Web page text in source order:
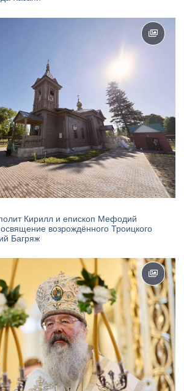
Кирилл и епископ Мефодий
возрождённого Троицкого
Багряж